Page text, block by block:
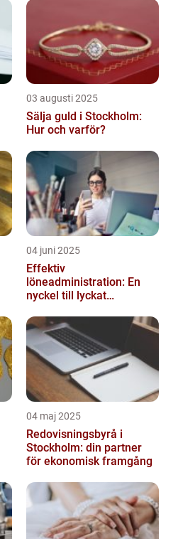
03 augusti 2025
Sälja guld i Stockholm:
Hur och varför?
04 juni 2025
Effektiv
löneadministration: En
nyckel till lyckat
04 maj 2025
Redovisningsbyrå i
Stockholm: din partner
för ekonomisk framgång